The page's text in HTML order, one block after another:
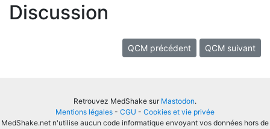
Discussion
QCM précédent QCM suivant
Retrouvez MedShake sur Mastodon.
Mentions légales - CGU - Cookies et vie privée
MedShake.net n'utilise aucun code informatique envoyant vos données hors de